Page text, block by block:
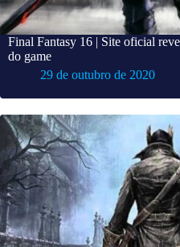
Final Fantasy 16 | Site oficial
do game
29 de outubro de 2020